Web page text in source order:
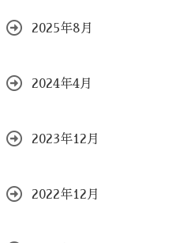
2025年8月
2024年4月
2023年12月
2022年12月